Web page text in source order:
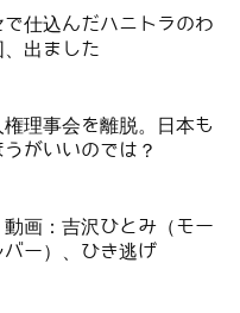
で仕込んだハニトラのわ
出ました
理事会を離脱。日本も
がいいのでは？
動画：吉沢ひとみ（モー
ー）、ひき逃げ